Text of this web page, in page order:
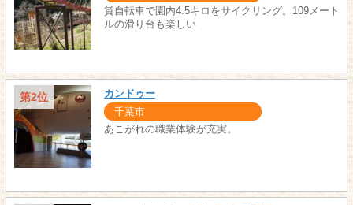
貸自転車で園内4.5キロをサイクリング。109メート
ルの滑り台も楽しい
第2位 カンドゥー
千葉市
あこがれの職業体験が充実。